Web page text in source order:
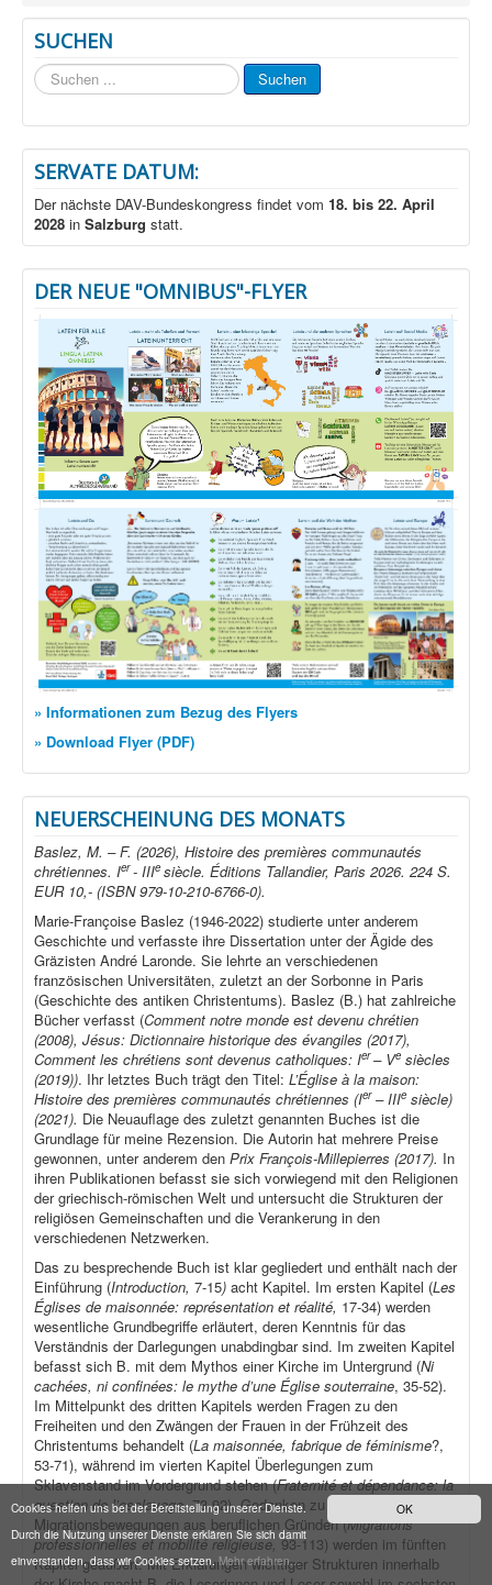
OK
Cookies helfen uns bei der Bereitstellung unserer Dienste.
Durch die Nutzung unserer Dienste erklären Sie sich damit
einverstanden, dass wir Cookies setzen.Mehr erfahren...
SUCHEN
Suchen
...
Suchen
SERVATE DATUM:
Der nächste DAV-Bundeskongress findet vom 18. bis 22. April
2028 in Salzburg statt.
DER NEUE "OMNIBUS"-FLYER
» Informationen zum Bezug des Flyers
» Download Flyer (PDF)
NEUERSCHEINUNG DES MONATS
Baslez, M. – F. (2026), Histoire des premières communautés
chrétiennes. Ier- IIIe siècle. Éditions Tallandier, Paris 2026. 224 S.
EUR 10,- (ISBN 979-10-210-6766-0).
Marie-Françoise Baslez (1946-2022) studierte unter anderem
Geschichte und verfasste ihre Dissertation unter der Ägide des
Gräzisten André Laronde. Sie lehrte an verschiedenen
französischen Universitäten, zuletzt an der Sorbonne in Paris
(Geschichte des antiken Christentums). Baslez (B.) hat zahlreiche
Bücher verfasst (Comment notre monde est devenu chrétien
(2008), Jésus: Dictionnaire historique des évangiles (2017),
Comment les chrétiens sont devenus catholiques: Ier– Ve siècles
(2019)). Ihr letztes Buch trägt den Titel: L’Église à la maison:
Histoire des premières communautés chrétiennes (Ier– IIIe siècle)
(2021). Die Neuauflage des zuletzt genannten Buches ist die
Grundlage für meine Rezension. Die Autorin hat mehrere Preise
gewonnen, unter anderem den Prix François-Millepierres (2017). In
ihren Publikationen befasst sie sich vorwiegend mit den Religionen
der griechisch-römischen Welt und untersucht die Strukturen der
religiösen Gemeinschaften und die Verankerung in den
verschiedenen Netzwerken.
Das zu besprechende Buch ist klar gegliedert und enthält nach der
Einführung (Introduction, 7-15) acht Kapitel. Im ersten Kapitel (Les
Églises de maisonnée: représentation et réalité, 17-34) werden
wesentliche Grundbegriffe erläutert, deren Kenntnis für das
Verständnis der Darlegungen unabdingbar sind. Im zweiten Kapitel
befasst sich B. mit dem Mythos einer Kirche im Untergrund (Ni
cachées, ni confinées: le mythe d’une Église souterraine, 35-52).
Im Mittelpunkt des dritten Kapitels werden Fragen zu den
Freiheiten und den Zwängen der Frauen in der Frühzeit des
Christentums behandelt (La maisonnée, fabrique de féminisme?,
53-71), während im vierten Kapitel Überlegungen zum
Sklavenstand im Vordergrund stehen (Fraternité et dépendance: la
question de l’esclavage, 73-92). Gedanken zu
Migrationsbewegungen aus beruflichen Gründen (Migrations
professionnelles et mobilité religieuse,93-113) werden im fünften
Kapitel geäußert. Mit Erklärungen wichtiger Strukturen innerhalb